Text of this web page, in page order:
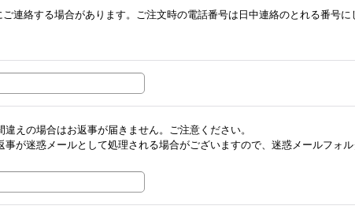
連絡する場合があります。ご注文時の電話番号は日中連絡のとれる番号に
違えの場合はお返事が届きません。ご注意ください。
事が迷惑メールとして処理される場合がございますので、迷惑メールフォ